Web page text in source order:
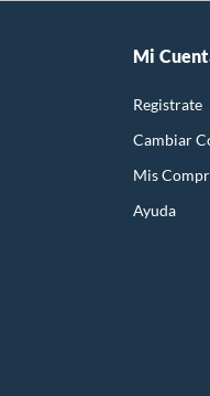
Mi
Registrate
Cambiar
Mis
Ayuda